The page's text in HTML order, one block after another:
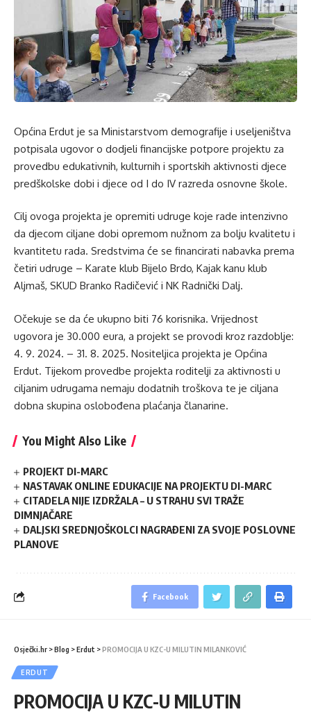
Općina Erdut je sa Ministarstvom demografije i useljeništva
potpisala ugovor o dodjeli financijske potpore projektu za
provedbu edukativnih, kulturnih i sportskih aktivnosti djece
predškolske dobi i djece od I do IV razreda osnovne škole.
Cilj ovoga projekta je opremiti udruge koje rade intenzivno
da djecom ciljane dobi opremom nužnom za bolju kvalitetu i
kvantitetu rada. Sredstvima će se financirati nabavka prema
četiri udruge – Karate klub Bijelo Brdo, Kajak kanu klub
Aljmaš, SKUD Branko Radičević i NK Radnički Dalj.
Očekuje se da će ukupno biti 76 korisnika. Vrijednost
ugovora je 30.000 eura, a projekt se provodi kroz razdoblje:
4. 9. 2024. – 31. 8. 2025. Nositeljica projekta je Općina
Erdut. Tijekom provedbe projekta roditelji za aktivnosti u
ciljanim udrugama nemaju dodatnih troškova te je ciljana
dobna skupina oslobođena plaćanja članarine.
You Might Also Like
PROJEKT DI-MARC
NASTAVAK ONLINE EDUKACIJE NA PROJEKTU DI-MARC
CITADELA NIJE IZDRŽALA – U STRAHU SVI TRAŽE
DIMNJAČARE
DALJSKI SREDNJOŠKOLCI NAGRAĐENI ZA SVOJE POSLOVNE
PLANOVE
Facebook
Osječki.hr >Blog >Erdut >PROMOCIJA U KZC-U MILUTIN MILANKOVIĆ
ERDUT
PROMOCIJA U KZC-U MILUTIN